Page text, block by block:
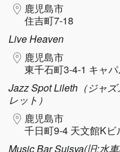
鹿児島市
住吉町7-18
Live Heaven
鹿児島市
東千石町3-4-1 キャ
Jazz Spot Lileth（ジャ
レット）
鹿児島市
千日町9-4 天文館Kビ
Music Bar Suisya(旧:水